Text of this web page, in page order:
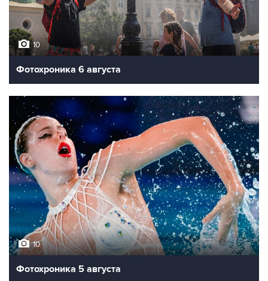
10
Фотохроника 6 августа
10
Фотохроника 5 августа